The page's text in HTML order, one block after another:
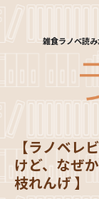
雑食ラノベ読み
【ラノベレ
けど、なぜ
枝れんげ 】